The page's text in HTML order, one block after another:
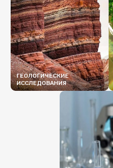
ГЕОЛОГИЧЕСКИЕ
ИССЛЕДОВАНИЯ